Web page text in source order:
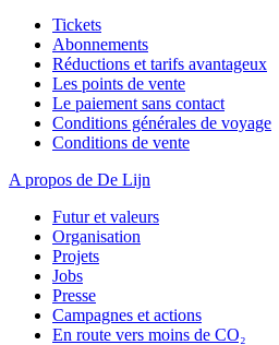
Tickets
Abonnements
Réductions et tarifs avantageux
Les points de vente
Le paiement sans contact
Conditions générales de voyage
Conditions de vente
A propos de De Lijn
Futur et valeurs
Organisation
Projets
Jobs
Presse
Campagnes et actions
En route vers moins de CO₂